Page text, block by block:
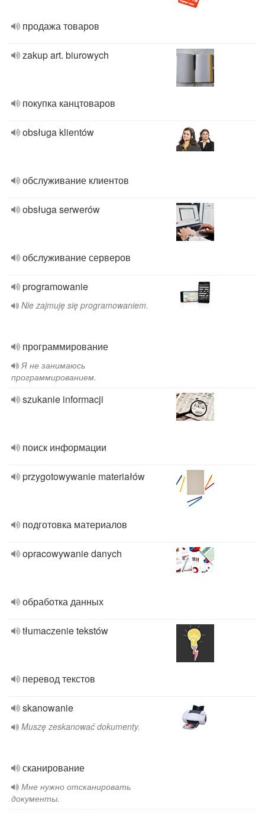
продажа товаров
zakup art. biurowych
покупка канцтоваров
obsługa klientów
обслуживание клиентов
obsługa serwerów
обслуживание серверов
programowanie
Nie zajmuję się programowaniem.
программирование
Я не занимаюсь
программированием.
szukanie informacji
поиск информации
przygotowywanie materiałów
подготовка материалов
opracowywanie danych
обработка данных
tłumaczenie tekstów
перевод текстов
skanowanie
Muszę zeskanować dokumenty.
сканирование
Мне нужно отсканировать
документы.